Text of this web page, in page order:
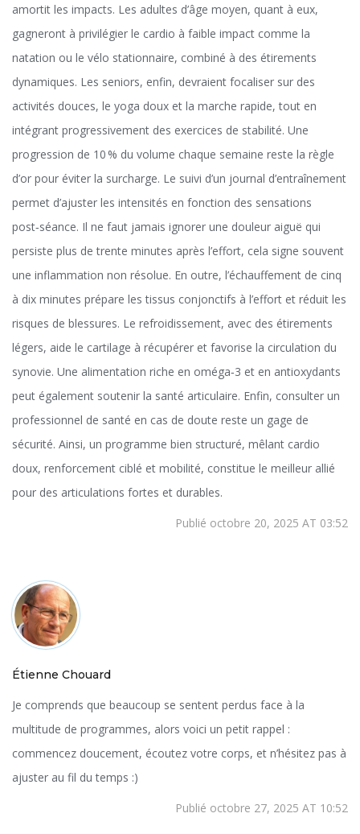
amortit les impacts. Les adultes d’âge moyen, quant à eux,
gagneront à privilégier le cardio à faible impact comme la
natation ou le vélo stationnaire, combiné à des étirements
dynamiques. Les seniors, enfin, devraient focaliser sur des
activités douces, le yoga doux et la marche rapide, tout en
intégrant progressivement des exercices de stabilité. Une
progression de 10 % du volume chaque semaine reste la règle
d’or pour éviter la surcharge. Le suivi d’un journal d’entraînement
permet d’ajuster les intensités en fonction des sensations
post‑séance. Il ne faut jamais ignorer une douleur aiguë qui
persiste plus de trente minutes après l’effort, cela signe souvent
une inflammation non résolue. En outre, l’échauffement de cinq
à dix minutes prépare les tissus conjonctifs à l’effort et réduit les
risques de blessures. Le refroidissement, avec des étirements
légers, aide le cartilage à récupérer et favorise la circulation du
synovie. Une alimentation riche en oméga‑3 et en antioxydants
peut également soutenir la santé articulaire. Enfin, consulter un
professionnel de santé en cas de doute reste un gage de
sécurité. Ainsi, un programme bien structuré, mêlant cardio
doux, renforcement ciblé et mobilité, constitue le meilleur allié
pour des articulations fortes et durables.
Publié octobre 20, 2025 AT 03:52
Étienne Chouard
Je comprends que beaucoup se sentent perdus face à la
multitude de programmes, alors voici un petit rappel :
commencez doucement, écoutez votre corps, et n’hésitez pas à
ajuster au fil du temps :)
Publié octobre 27, 2025 AT 10:52